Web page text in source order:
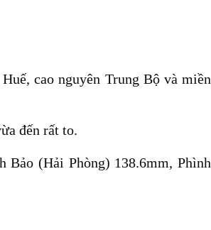
cao nguyên Trung Bộ và miền
đến rất to.
(Hải Phòng) 138.6mm, Phình